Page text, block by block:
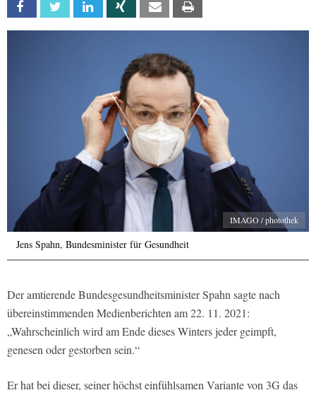
Facebook Twitter Linkedin Xing Email
IMAGO / photothek
Jens Spahn, Bundesminister für Gesundheit
Der amtierende Bundesgesundheitsminister Spahn sagte nach
übereinstimmenden Medienberichten am 22. 11. 2021:
„Wahrscheinlich wird am Ende dieses Winters jeder geimpft,
genesen oder gestorben sein.“
Er hat bei dieser, seiner höchst einfühlsamen Variante von 3G das